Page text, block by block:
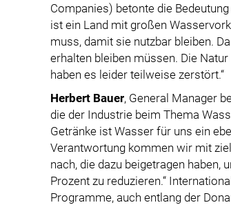
Companies) betonte die
ist ein Land mit großen
muss, damit sie nutzbar bleiben.
erhalten bleiben müssen. Die
haben es leider teilweise zerstört.“
Herbert Bauer, General Manager
die der Industrie beim Thema
Getränke ist Wasser für uns ein
Verantwortung kommen wir mit
nach, die dazu beigetragen haben,
Prozent zu reduzieren.“
Programme, auch entlang der